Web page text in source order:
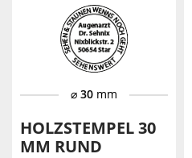
⌀ 30 mm
HOLZSTEMPEL 30
MM RUND